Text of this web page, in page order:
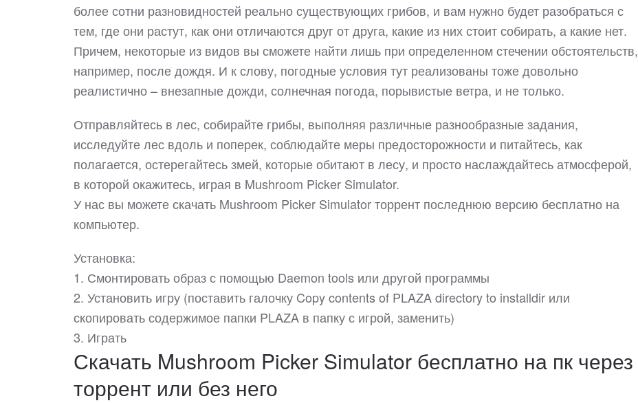
более сотни разновидностей реально существующих грибов, и вам нужно будет разобраться с
тем, где они растут, как они отличаются друг от друга, какие из них стоит собирать, а какие нет.
Причем, некоторые из видов вы сможете найти лишь при определенном стечении обстоятельств,
например, после дождя. И к слову, погодные условия тут реализованы тоже довольно
реалистично – внезапные дожди, солнечная погода, порывистые ветра, и не только.
Отправляйтесь в лес, собирайте грибы, выполняя различные разнообразные задания,
исследуйте лес вдоль и поперек, соблюдайте меры предосторожности и питайтесь, как
полагается, остерегайтесь змей, которые обитают в лесу, и просто наслаждайтесь атмосферой,
в которой окажитесь, играя в Mushroom Picker Simulator.
У нас вы можете скачать Mushroom Picker Simulator торрент последнюю версию бесплатно на
компьютер.
Установка:
1. Смонтировать образ с помощью Daemon tools или другой программы
2. Установить игру (поставить галочку Copy contents of PLAZA directory to installdir или
скопировать содержимое папки PLAZA в папку с игрой, заменить)
3. Играть
Скачать Mushroom Picker Simulator бесплатно на пк через
торрент или без него